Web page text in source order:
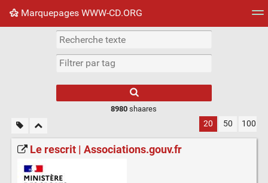
Marquepages WWW-CD.ORG
Nuage de tags Mur d'images
8980 shaares
20 50 100
Le rescrit | Associations.gouv.fr